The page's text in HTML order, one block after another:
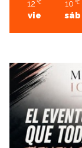
12 ℃
vie
10 ℃
sáb